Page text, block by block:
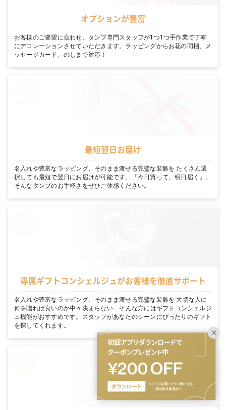
オプションが豊富
お客様のご要望に合わせ、タンプ専門スタッフが1つ1つ手作業で丁寧
にデコレーションさせていただきます。ラッピングからお花の同梱、メ
ッセージカード、のしまで対応！
最短翌日お届け
名入れや豊富なラッピング、そのまま渡せる完璧な装飾を たくさん選
択しても最短で翌日にお届けが可能です。「今日買って、明日届く」。
そんなタンプのお手軽さをぜひご体感ください。
専属ギフトコンシェルジュがお客様を徹底サポート
名入れや豊富なラッピング、そのまま渡せる完璧な装飾を 大切な人に
何を贈れば良いのか中々決まらない… そんな方にはギフトコンシェルジ
ュ機能がおすすめです。スタッフがあなたのシーンにぴったりのギフト
を探してくれます。